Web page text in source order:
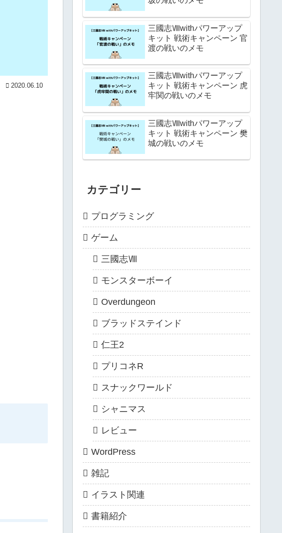
2020.06.10
三國志Ⅷwithパワーアップ
キット 戦術キャンペーン 官
渡の戦いのメモ
三國志Ⅷwithパワーアップ
キット 戦術キャンペーン 虎
牢関の戦いのメモ
三國志Ⅷwithパワーアップ
キット 戦術キャンペーン 樊
城の戦いのメモ
カテゴリー
プログラミング
ゲーム
三國志Ⅷ
モンスターボーイ
Overdungeon
ブラッドステインド
仁王2
プリコネR
スナックワールド
シャニマス
レビュー
WordPress
雑記
イラスト関連
書籍紹介